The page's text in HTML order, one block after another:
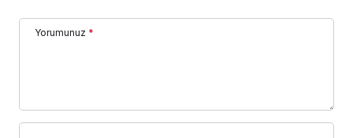
Yorumunuz *